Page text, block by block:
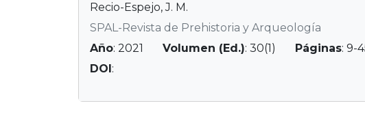
Recio-Espejo, J. M.
SPAL-Revista de Prehistoria y Arqueología
Año: 2021 Volumen (Ed.): 30(1) Páginas: 9-
DOI :